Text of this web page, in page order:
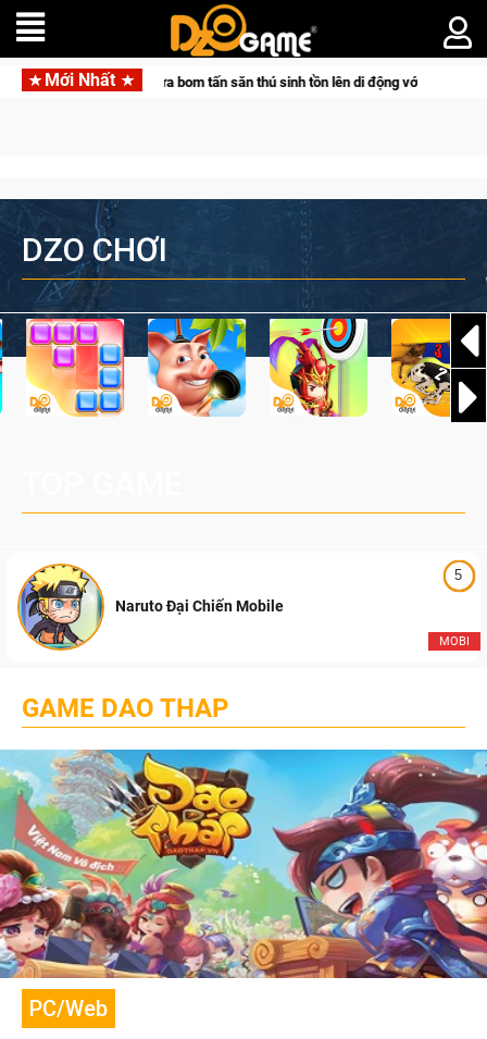
Mới Nhất
đưa bom tấn săn thú sinh tồn lên di động với tên gọi Palworld Online
DZO CHƠI
5
MOBI
Naruto Đại Chiến Mobile
GAME DAO THAP
PC/Web